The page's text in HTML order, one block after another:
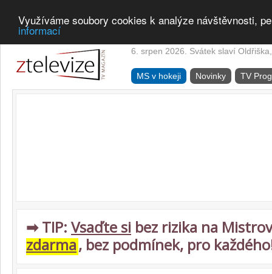
Využíváme soubory cookies k analýze návštěvnosti,
informací
6. srpen 2026. Svátek slaví
MS v hokeji Novinky TV
➡ TIP: Vsaďte si bez rizika na
zdarma, bez podmínek, pro